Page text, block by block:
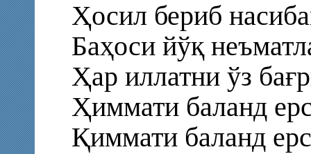
Ҳосил бериб
Баҳоси йўқ
Ҳар иллатни ўз
Ҳиммати баланд
Қиммати баланд